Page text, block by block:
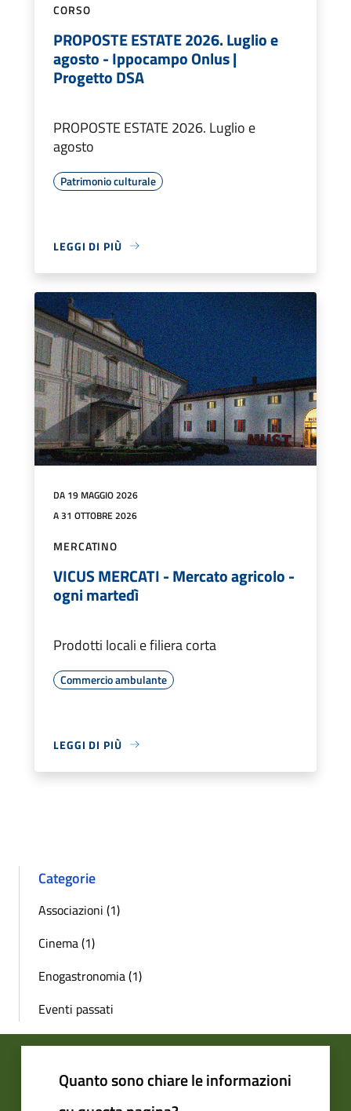
CORSO
PROPOSTE ESTATE 2026. Luglio e
agosto - Ippocampo Onlus |
Progetto DSA
PROPOSTE ESTATE 2026. Luglio e
agosto
Patrimonio culturale
LEGGI DI PIÙ
DA 19 MAGGIO 2026
A 31 OTTOBRE 2026
MERCATINO
VICUS MERCATI - Mercato agricolo -
ogni martedì
Prodotti locali e filiera corta
Commercio ambulante
LEGGI DI PIÙ
Categorie
Associazioni (1)
Cinema (1)
Enogastronomia (1)
Eventi passati
Quanto sono chiare le informazioni